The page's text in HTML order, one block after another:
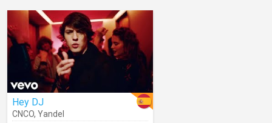
Hey DJ
CNCO, Yandel